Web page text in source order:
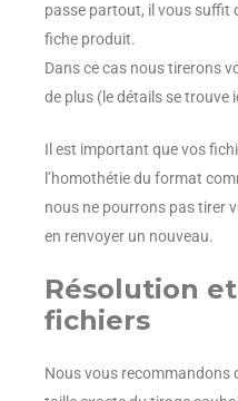
passe partout, il vous suffit
fiche produit.
Dans ce cas nous tirerons
de plus (le détails se trouve
Il est important que vos
l’homothétie du format
nous ne pourrons pas tirer
en renvoyer un nouveau.
Résolution
fichiers
Nous vous recommandons